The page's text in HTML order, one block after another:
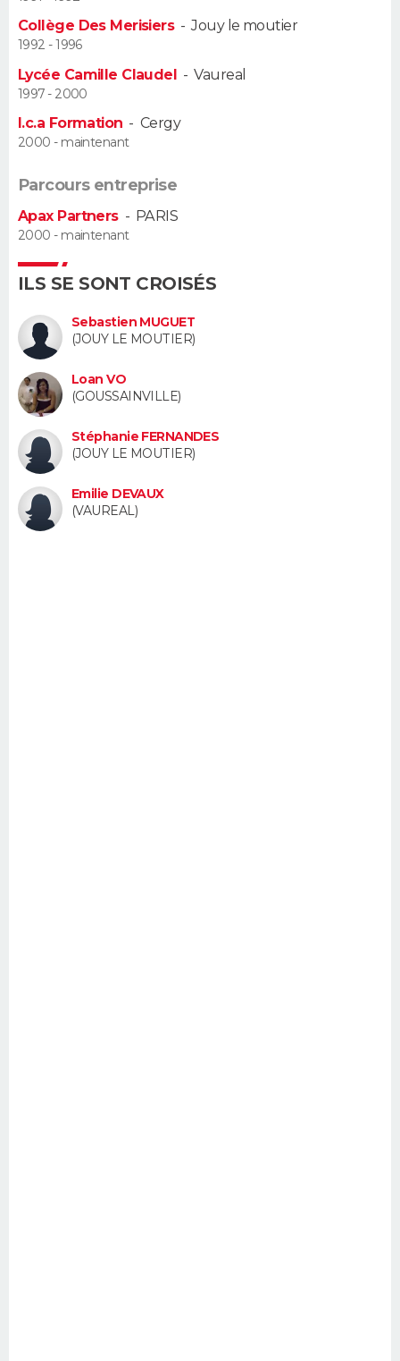
Alimentation
Guide de la santé
Maladies
Médicaments
Sommeil
VOYAGE
Destinations
City break
Voyage nature
Voyage de noces
Forum
Climat
+
PHOTO
GUIDES D'ACHAT
CARTE DE VOEUX
Carte de Noël
Carte Bonne année
Carte Saint-Valentin
Carte Pâques
Carte d'anniversaire
Dictionnaire
Biographies
Citations
Expressions
Proverbes
PROGRAMME TV
COPAINS D'AVANT
AVIS DE DÉCÈS
FORUM
Bricolage
Lifestyle
Culture
Sport
Auto
Television
Voyage
Cinema
Collège Des Merisiers-Jouy le moutier
1992 - 1996
Lycée Camille Claudel -Vaureal
1997 - 2000
I.c.a Formation - Cergy
2000 - maintenant
Parcours entreprise
Apax Partners- PARIS
2000 - maintenant
ILS SE SONT CROISÉS
Sebastien MUGUET
(JOUY LE MOUTIER)
Loan VO
(GOUSSAINVILLE)
Stéphanie FERNANDES
(JOUY LE MOUTIER)
Emilie DEVAUX
(VAUREAL)